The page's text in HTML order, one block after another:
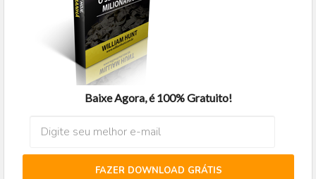
Baixe Agora, é 100% Gratuito!
FAZER DOWNLOAD GRÁTIS